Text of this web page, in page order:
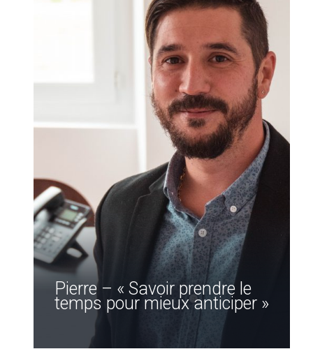
Pierre – « Savoir prendre le
temps pour mieux anticiper »